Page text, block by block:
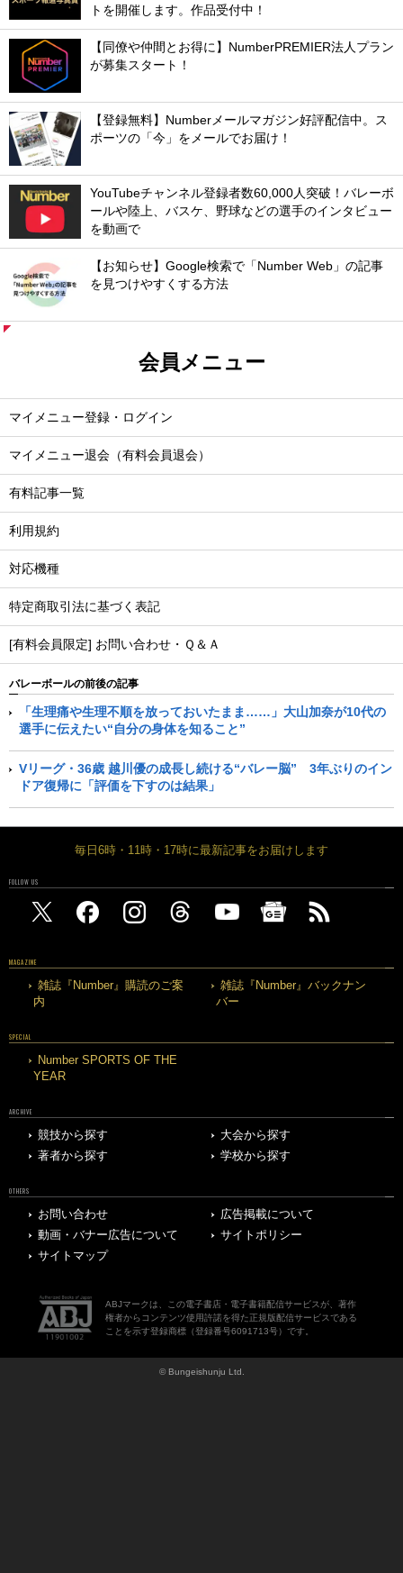
トを開催します。作品受付中！
【同僚や仲間とお得に】NumberPREMIER法人プラン
が募集スタート！
【登録無料】Numberメールマガジン好評配信中。ス
ポーツの「今」をメールでお届け！
YouTubeチャンネル登録者数60,000人突破！バレーボ
ールや陸上、バスケ、野球などの選手のインタビュー
を動画で
【お知らせ】Google検索で「Number Web」の記事
を見つけやすくする方法
会員メニュー
マイメニュー登録・ログイン
マイメニュー退会（有料会員退会）
有料記事一覧
利用規約
対応機種
特定商取引法に基づく表記
[有料会員限定] お問い合わせ・Ｑ＆Ａ
バレーボールの前後の記事
「生理痛や生理不順を放っておいたまま……」大山加奈が10代の
選手に伝えたい“自分の身体を知ること”
Vリーグ・36歳 越川優の成長し続ける“バレー脳” 3年ぶりのイン
ドア復帰に「評価を下すのは結果」
毎日6時・11時・17時に最新記事をお届けします
FOLLOW US
MAGAZINE
雑誌『Number』購読のご案
内
雑誌『Number』バックナン
バー
SPECIAL
Number SPORTS OF THE
YEAR
ARCHIVE
競技から探す
大会から探す
著者から探す
学校から探す
OTHERS
お問い合わせ
広告掲載について
動画・バナー広告について
サイトポリシー
サイトマップ
ABJマークは、この電子書店・電子書籍配信サービスが、著作
権者からコンテンツ使用許諾を得た正規版配信サービスである
ことを示す登録商標（登録番号6091713号）です。
© Bungeishunju Ltd.